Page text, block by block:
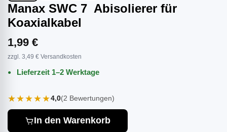
Manax SWC 7 Abisolierer für
Koaxialkabel
1,99 €
zzgl. 3,49 € Versandkosten
Lieferzeit 1–2 Werktage
★★★★★4,0(2 Bewertungen)
In den Warenkorb